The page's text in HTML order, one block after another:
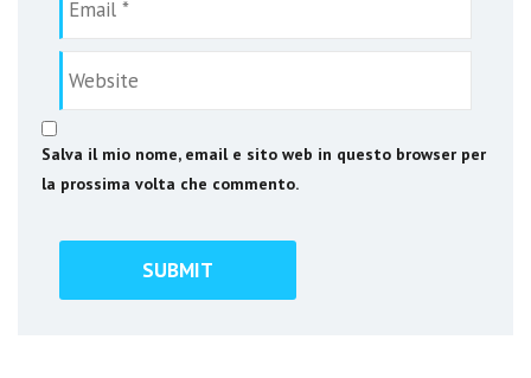
Salva il mio nome, email e sito web in questo browser per
la prossima volta che commento.